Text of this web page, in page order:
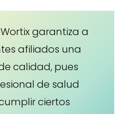
garantiza a
afiliados una
calidad, pues
de salud
ciertos